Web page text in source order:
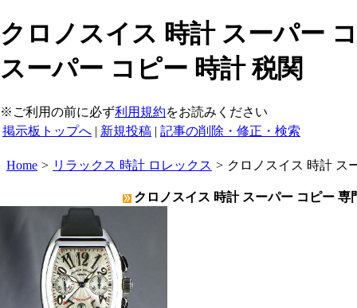
クロノスイス 時計 スーパー
スーパー コピー 時計 税関
※ご利用の前に必ず利用規約をお読みください
掲示板トップへ | 新規投稿 | 記事の削除・修正・検索
Home > リラックス 時計 ロレックス > クロノスイス 時計 ス
クロノスイス 時計 スーパー コピー